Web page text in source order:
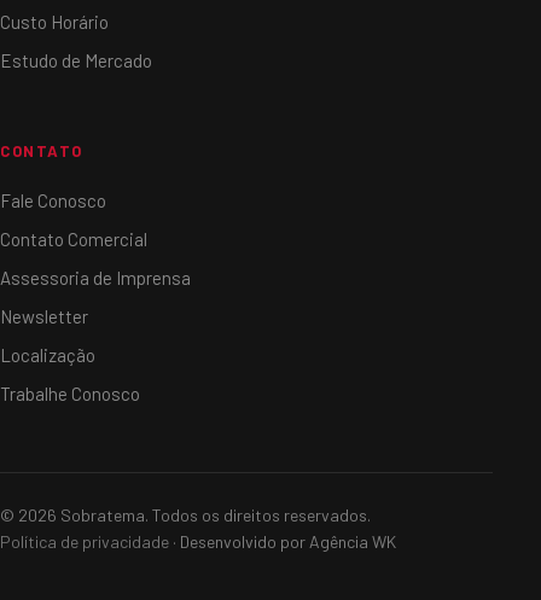
Custo Horário
Estudo de Mercado
CONTATO
Fale Conosco
Contato Comercial
Assessoria de Imprensa
Newsletter
Localização
Trabalhe Conosco
© 2026 Sobratema. Todos os direitos reservados.
Política de privacidade · Desenvolvido por Agência WK